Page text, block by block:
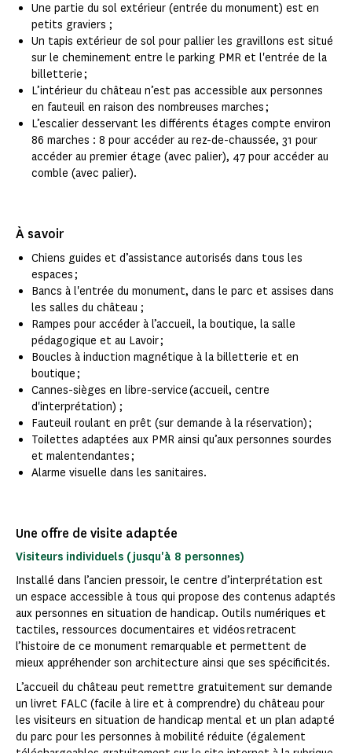
Une partie du sol extérieur (entrée du monument) est en
petits graviers ;
Un tapis extérieur de sol pour pallier les gravillons est situé
sur le cheminement entre le parking PMR et l'entrée de la
billetterie ;
L’intérieur du château n’est pas accessible aux personnes
en fauteuil en raison des nombreuses marches ;
L’escalier desservant les différents étages compte environ
86 marches : 8 pour accéder au rez-de-chaussée, 31 pour
accéder au premier étage (avec palier), 47 pour accéder au
comble (avec palier).
À savoir
Chiens guides et d’assistance autorisés dans tous les
espaces ;
Bancs à l'entrée du monument, dans le parc et assises dans
les salles du château ;
Rampes pour accéder à l’accueil, la boutique, la salle
pédagogique et au Lavoir ;
Boucles à induction magnétique à la billetterie et en
boutique ;
Cannes-sièges en libre-service (accueil, centre
d'interprétation) ;
Fauteuil roulant en prêt (sur demande à la réservation) ;
Toilettes adaptées aux PMR ainsi qu’aux personnes sourdes
et malentendantes ;
Alarme visuelle dans les sanitaires.
Une offre de visite adaptée
Visiteurs individuels (jusqu'à 8 personnes)
Installé dans l’ancien pressoir, le centre d’interprétation est
un espace accessible à tous qui propose des contenus adaptés
aux personnes en situation de handicap. Outils numériques et
tactiles, ressources documentaires et vidéos retracent
l’histoire de ce monument remarquable et permettent de
mieux appréhender son architecture ainsi que ses spécificités.
L’accueil du château peut remettre gratuitement sur demande
un livret FALC (facile à lire et à comprendre) du château pour
les visiteurs en situation de handicap mental et un plan adapté
du parc pour les personnes à mobilité réduite (également